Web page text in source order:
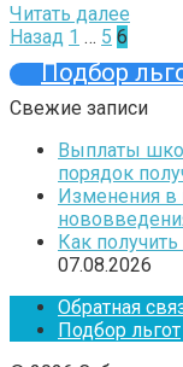
Читать далее
Пагинация
записей
Назад 1 … 5 6
Подбор
Свежие записи
Выплаты
порядок
Изменения в
Как
07.08.2026
Обратная
Подбор льгот